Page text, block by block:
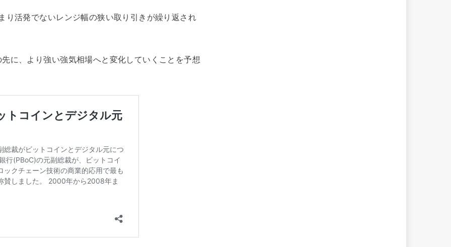
り活発でないレンジ幅の狭い取り引きが繰り返され
に、より強い強気相場へと変化していくことを予想